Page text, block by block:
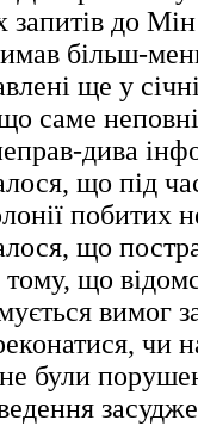
до
більш-
ще у
саме неповні
дива
що під
побитих
що
що
вимог
чи
були